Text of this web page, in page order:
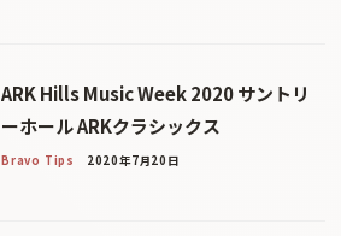
ARK Hills Music Week 2020 サントリ
ーホール ARKクラシックス
Bravo Tips 2020年7月20日